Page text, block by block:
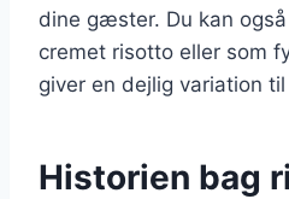
dine gæster. Du kan
cremet risotto eller som
giver en dejlig variation
Historien bag